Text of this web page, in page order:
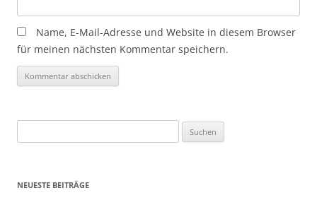
Name, E-Mail-Adresse und Website in diesem Browser
für meinen nächsten Kommentar speichern.
nach:
NEUESTE BEITRÄGE